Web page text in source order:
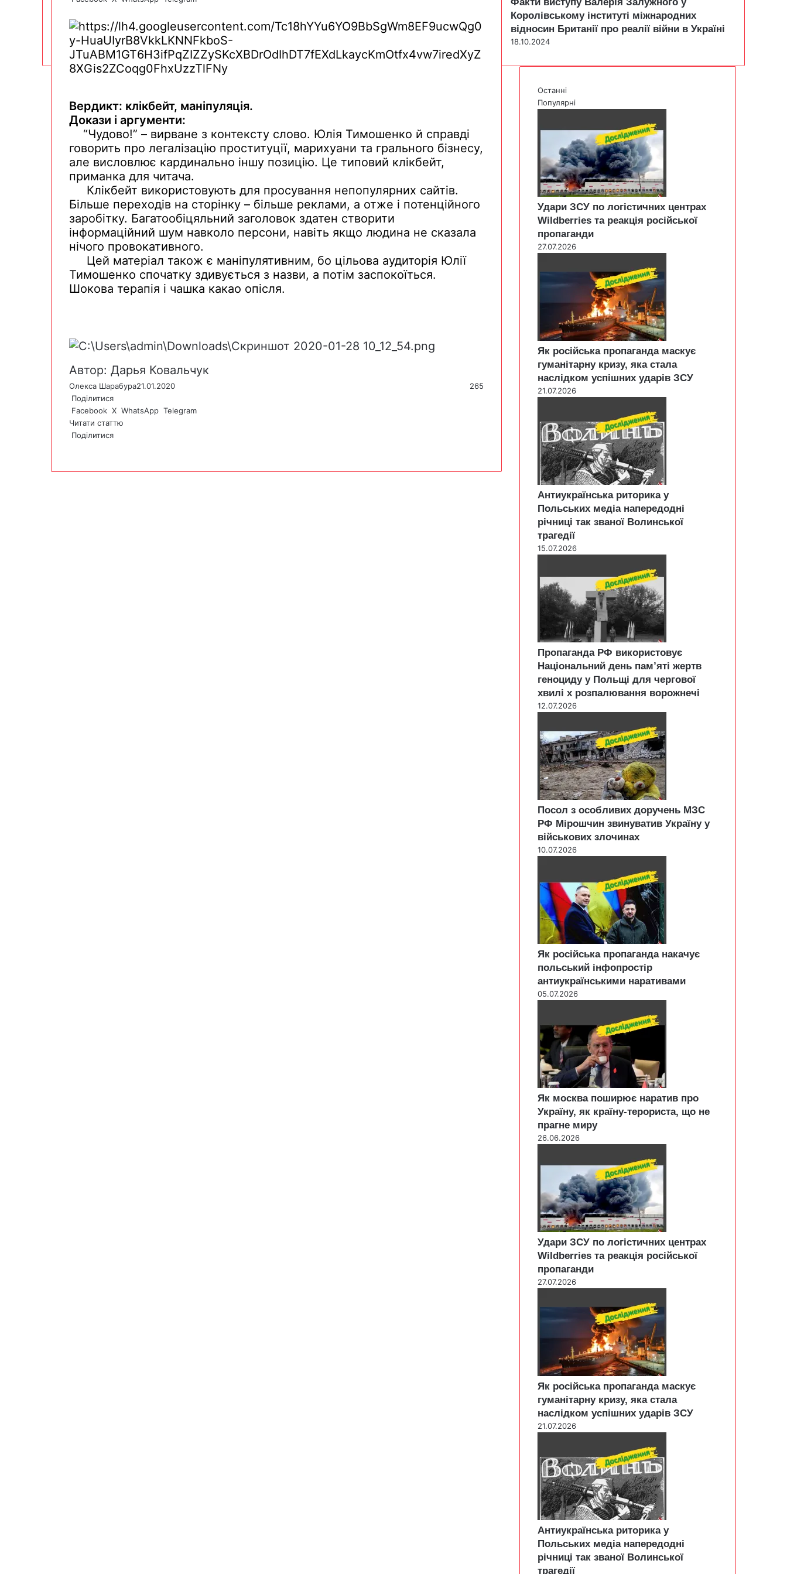
Вердикт: клікбейт, маніпуляція.
Докази і аргументи:
“Чудово!” – вирване з контексту слово. Юлія Тимошенко й справді
говорить про легалізацію проституції, марихуани та грального бізнесу,
але висловлює кардинально іншу позицію. Це типовий клікбейт,
приманка для читача.
Клікбейт використовують для просування непопулярних сайтів.
Більше переходів на сторінку – більше реклами, а отже і потенційного
заробітку. Багатообіцяльний заголовок здатен створити
інформаційний шум навколо персони, навіть якщо людина не сказала
нічого провокативного.
Цей матеріал також є маніпулятивним, бо цільова аудиторія Юлії
Тимошенко спочатку здивується з назви, а потім заспокоїться.
Шокова терапія і чашка какао опісля.
Автор: Дарья Ковальчук
Олекса Шарабура21.01.2020
265
Поділитися
Facebook X WhatsApp Telegram
Читати статтю
Поділитися
calb
i
Королівському інституті міжнародних
відносин Британії про реалії війни в Україні
18.10.2024
Останні
Популярні
Удари ЗСУ по логістичних центрах
Wildberries та реакція російської
пропаганди
27.07.2026
Як російська пропаганда маскує
гуманітарну кризу, яка стала
наслідком успішних ударів ЗСУ
21.07.2026
Антиукраїнська риторика у
Польських медіа напередодні
річниці так званої Волинської
трагедії
15.07.2026
Пропаганда РФ використовує
Національний день пам’яті жертв
геноциду у Польщі для чергової
хвилі х розпалювання ворожнечі
12.07.2026
Посол з особливих доручень МЗС
РФ Мірошчин звинуватив Україну у
військових злочинах
10.07.2026
Як російська пропаганда накачує
польський інфопростір
антиукраїнськими наративами
05.07.2026
Як москва поширює наратив про
Україну, як країну-терориста, що не
прагне миру
26.06.2026
Удари ЗСУ по логістичних центрах
Wildberries та реакція російської
пропаганди
27.07.2026
Як російська пропаганда маскує
гуманітарну кризу, яка стала
наслідком успішних ударів ЗСУ
21.07.2026
Антиукраїнська риторика у
Польських медіа напередодні
річниці так званої Волинської
трагедії